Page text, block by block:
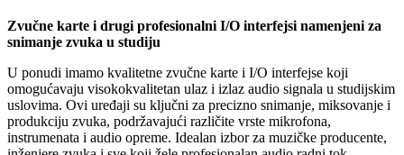
Zvučne karte i drugi profesionalni I/O interfejsi namenjeni za
snimanje zvuka u studiju
U ponudi imamo kvalitetne zvučne karte i I/O interfejse koji
omogućavaju visokokvalitetan ulaz i izlaz audio signala u studijskim
uslovima. Ovi uređaji su ključni za precizno snimanje, miksovanje i
produkciju zvuka, podržavajući različite vrste mikrofona,
instrumenata i audio opreme. Idealan izbor za muzičke producente,